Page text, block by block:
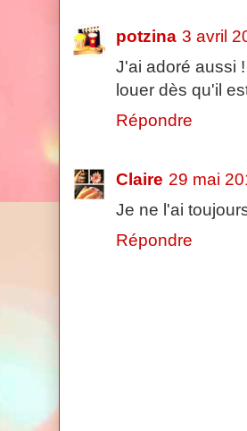
potzina 3 avril
J'ai adoré aussi
louer dès qu'il
Répondre
Claire 29 mai
Je ne l'ai
Répondre